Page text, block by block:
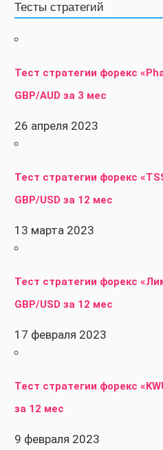
Тесты стратегий
Тест стратегии форекс
GBP/AUD за 3 мес
26 апреля 2023
Тест стратегии форекс
GBP/USD за 12 мес
13 марта 2023
Тест стратегии форекс
GBP/USD за 12 мес
17 февраля 2023
Тест стратегии форекс
за 12 мес
9 февраля 2023